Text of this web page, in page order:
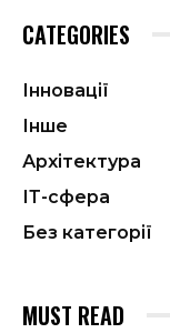
CATEGORIES
Інновації
Інше
Архітектура
ІТ-сфера
Без категорії
MUST READ